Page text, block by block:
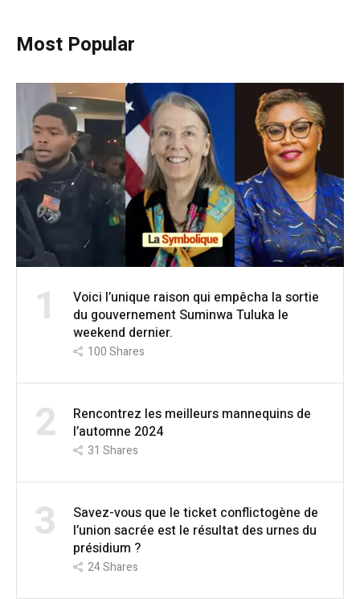
Most Popular
1
Voici l’unique raison qui empêcha la sortie
du gouvernement Suminwa Tuluka le
weekend dernier.
100Shares
2
Rencontrez les meilleurs mannequins de
l’automne 2024
31 Shares
3
Savez-vous que le ticket conflictogène de
l’union sacrée est le résultat des urnes du
présidium ?
24Shares